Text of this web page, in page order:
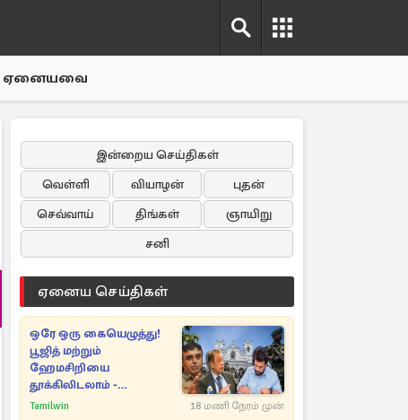
ஏனையவை
இன்றைய செய்திகள்
வெள்ளி
வியாழன்
புதன்
செவ்வாய்
திங்கள்
ஞாயிறு
சனி
ஏனைய செய்திகள்
ஒரே ஒரு கையெழுத்து!
பூஜித் மற்றும்
ஹேமசிறியை
தூக்கிலிடலாம் -
அநுரவுக்குச் சென்ற
Tamilwin 18 மணி நேரம் முன்